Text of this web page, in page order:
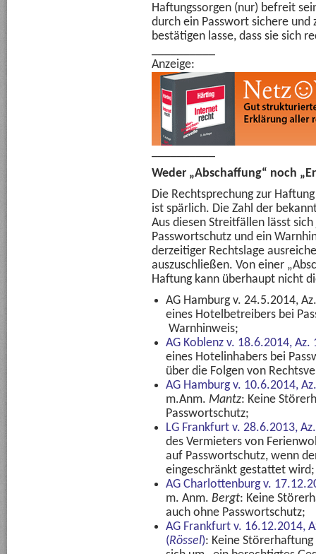
Haftungssorgen (nur) befreit
durch ein Passwort sichere und
bestätigen lasse, dass sie sich
Anzeige:
Weder „Abschaffung“ noch
Die Rechtsprechung zur
ist spärlich. Die Zahl der
Aus diesen Streitfällen lässt
Passwortschutz und ein
derzeitiger Rechtslage
auszuschließen. Von einer
Haftung kann überhaupt nicht
AG Hamburg v. 24.5.2014,
eines Hotelbetreibers bei
Warnhinweis;
AG Koblenz v. 18.6.2014, Az.
eines Hotelinhabers bei
über die Folgen von
AG Hamburg v. 10.6.2014,
m.Anm. Mantz: Keine
Passwortschutz;
LG Frankfurt v. 28.6.2013,
des Vermieters von
auf Passwortschutz, wenn
eingeschränkt gestattet wird;
AG Charlottenburg v.
m. Anm. Bergt: Keine
auch ohne Passwortschutz;
AG Frankfurt v. 16.12.2014,
(Rössel): Keine